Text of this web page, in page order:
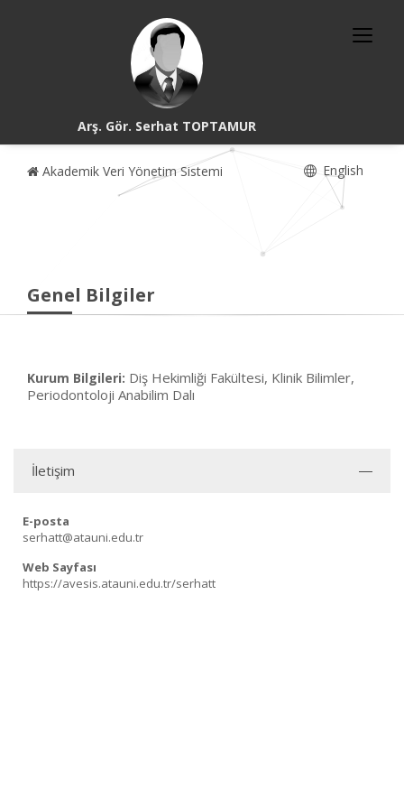
Arş. Gör. Serhat TOPTAMUR
Akademik Veri Yönetim Sistemi English
Genel Bilgiler
Kurum Bilgileri: Diş Hekimliği Fakültesi, Klinik Bilimler,
Periodontoloji Anabilim Dalı
İletişim
E-posta
serhatt@atauni.edu.tr
Web Sayfası
https://avesis.atauni.edu.tr/serhatt